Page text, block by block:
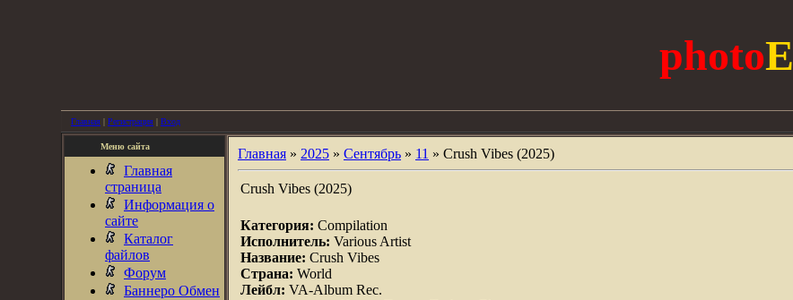
photoE
Главная | Регистрация | Вход
Меню сайта
Главная
страница
Информация о
сайте
Каталог
файлов
Форум
Баннеро Обмен
Главная » 2025 » Сентябрь » 11 » Crush Vibes (2025)
Crush Vibes (2025)
Категория: Compilation
Исполнитель: Various Artist
Название: Crush Vibes
Страна: World
Лейбл: VA-Album Rec.